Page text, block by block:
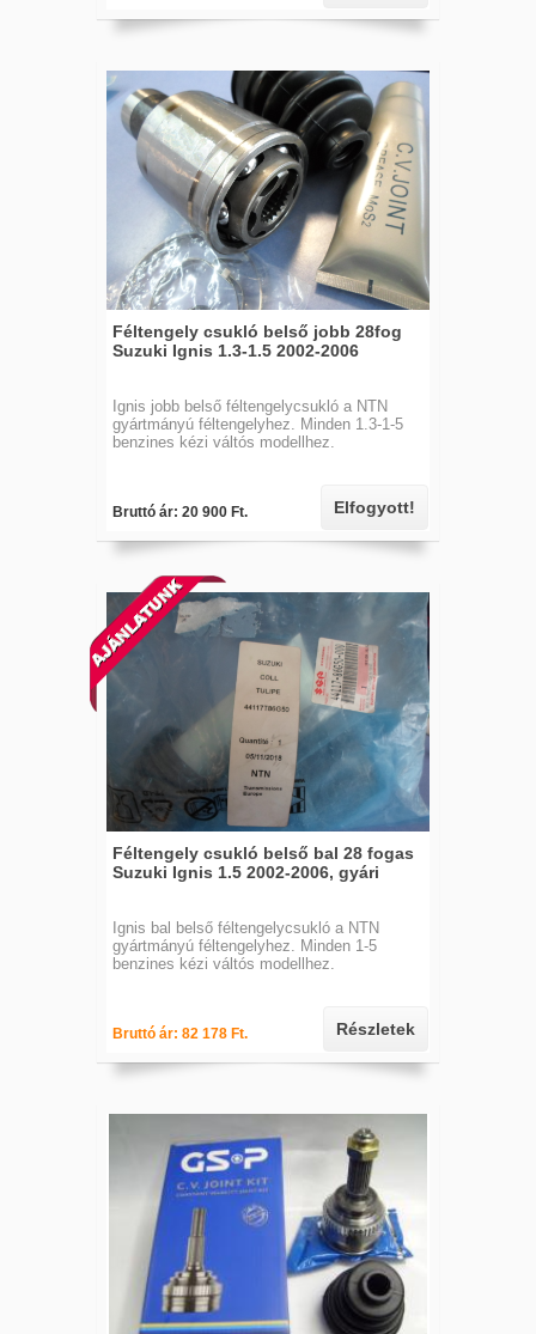
Féltengely csukló belső jobb 28fog
Suzuki Ignis 1.3-1.5 2002-2006
Ignis jobb belső féltengelycsukló a NTN
gyártmányú féltengelyhez. Minden 1.3-1-5
benzines kézi váltós modellhez.
Bruttó ár: 20 900 Ft. Elfogyott!
Féltengely csukló belső bal 28 fogas
Suzuki Ignis 1.5 2002-2006, gyári
Ignis bal belső féltengelycsukló a NTN
gyártmányú féltengelyhez. Minden 1-5
benzines kézi váltós modellhez.
Bruttó ár: 82 178 Ft. Részletek